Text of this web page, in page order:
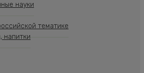
науки
тематике
напитки